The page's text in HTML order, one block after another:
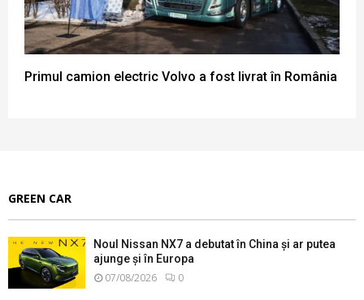
Primul camion electric Volvo a fost livrat în România
GREEN CAR
Noul Nissan NX7 a debutat în China și ar putea
ajunge și în Europa
07/08/2026 0